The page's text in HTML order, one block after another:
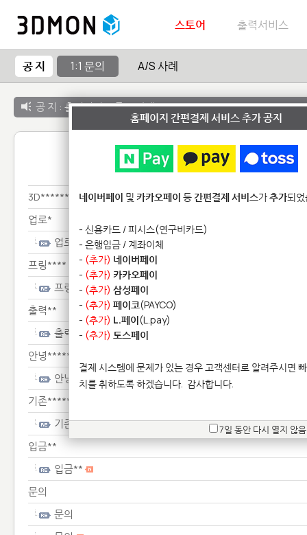
스토어 출력서비스
공 지 1:1 문의 A/S 사례
공 지 : 출력서비스 종료 안내
1:1 문
3D*************
업로*
업로*
프링****
프링****
출력**
출력**
안녕*********************
안녕*********************
기존*************************
기존*************************
입금**
입금**
문의
문의
홈페이지 간편결제 서비스 추가 공지
네이버페이 및 카카오페이 등간편결제 서비스가추가되
- 신용카드 / 피시스(연구비카드)
- 은행입금 / 계좌이체
- (추가) 네이버페이
- (추가) 카카오페이
- (추가) 삼성페이
- (추가) 페이코(PAYCO)
- (추가) L.페이(L.pay)
- (추가) 토스페이
결제 시스템에 문제가 있는 경우 고객센터로 알려주시면
치를 취하도록 하겠습니다. 감사합니다.
7일 동안 다시 열지 않음